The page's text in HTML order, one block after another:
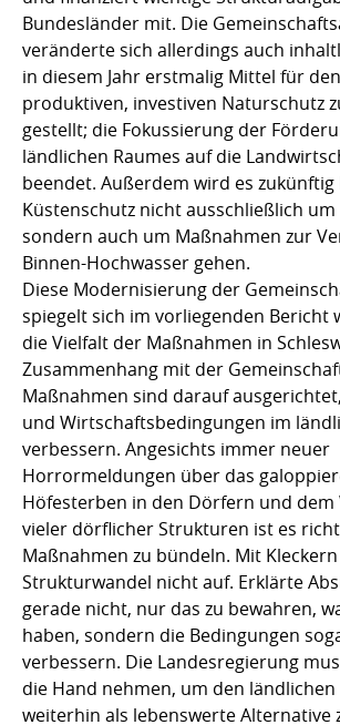
Bundesländer mit. Die
veränderte sich allerdings auch
in diesem Jahr erstmalig Mittel für
produktiven, investiven Naturschutz
gestellt; die Fokussierung der
ländlichen Raumes auf die
beendet. Außerdem wird es zukünftig
Küstenschutz nicht ausschließlich um
sondern auch um Maßnahmen zur
Binnen-Hochwasser gehen.
Diese Modernisierung der
spiegelt sich im vorliegenden Bericht
die Vielfalt der Maßnahmen in
Zusammenhang mit der
Maßnahmen sind darauf
und Wirtschaftsbedingungen im
verbessern. Angesichts immer neuer
Horrormeldungen über das
Höfesterben in den Dörfern und dem
vieler dörflicher Strukturen ist es
Maßnahmen zu bündeln. Mit
Strukturwandel nicht auf. Erklärte
gerade nicht, nur das zu bewahren,
haben, sondern die Bedingungen
verbessern. Die Landesregierung
die Hand nehmen, um den ländlichen
weiterhin als lebenswerte Alternative